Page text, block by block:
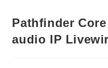
Pathfinder
audio IP